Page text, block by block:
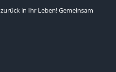
in Ihr Leben! Gemeinsam